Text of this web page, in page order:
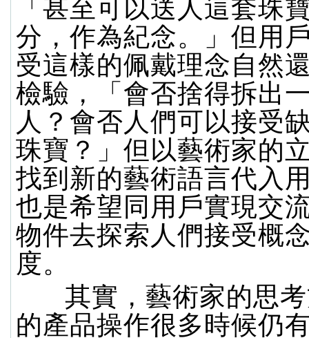
「甚至可以送人這套珠
分，作為紀念。」但用
受這樣的佩戴理念自然
檢驗，「會否捨得拆出
人？會否人們可以接受
珠寶？」但以藝術家的
找到新的藝術語言代入
也是希望同用戶實現
物件去探索人們接受概
度。
其實，藝術家的思
的產品操作很多時候仍